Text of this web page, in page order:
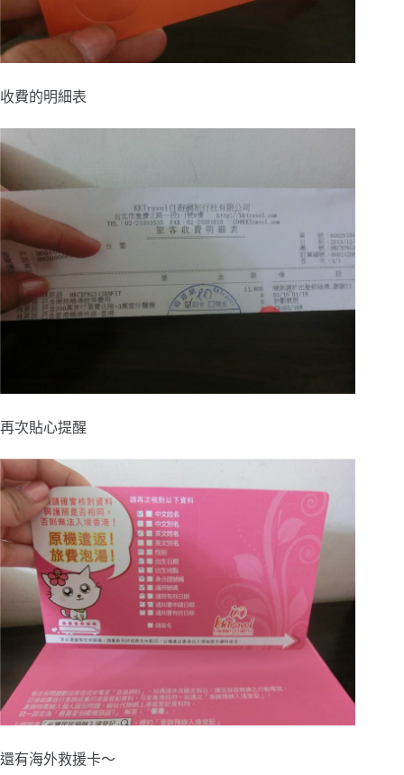
收費的明細表
再次貼心提醒
還有海外救援卡～